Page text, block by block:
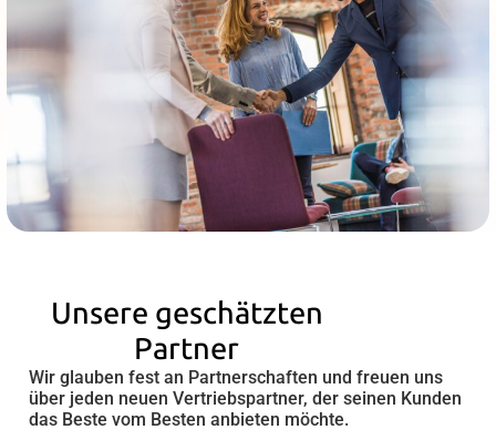
Unsere geschätzten
Partner
Wir glauben fest an Partnerschaften und freuen uns
über jeden neuen Vertriebspartner, der seinen Kunden
das Beste vom Besten anbieten möchte.